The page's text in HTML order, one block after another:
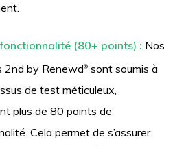
(80+ points) : Nos
2nd by Renewd®sont soumis à
de test méticuleux,
plus de 80 points de
Cela permet de s’assurer